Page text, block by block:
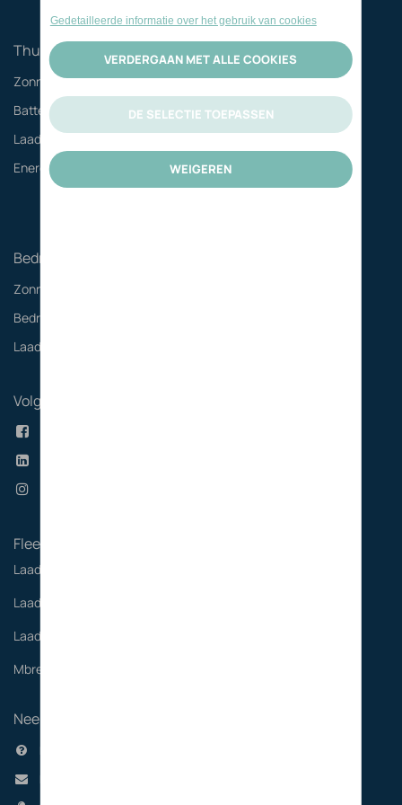
Thuis
Zonnepanelen
Batterijen
Laadoplossingen
Energie management
Bedrijf/kantoor
Zonnepanelen
Bedrijfsbatterijen
Laadoplossingen
Volg ons
Fleet
Laadoplossingen kantoor
Laadoplossingen personeel
Laadkaart
Mbrella
Neem contact op